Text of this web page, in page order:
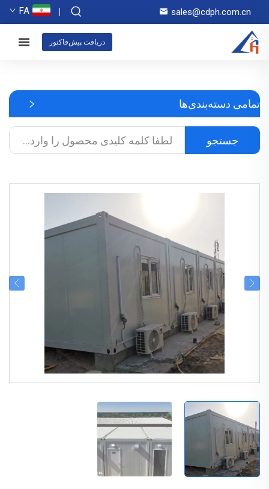
sales@cdph.com.cn
FA
دریافت پیش‌فاکتور
تمامی دسته‌بندی‌ها
جستجو